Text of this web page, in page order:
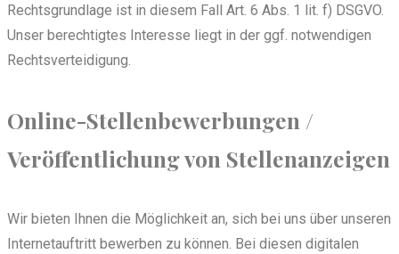
Rechtsgrundlage ist in diesem Fall Art. 6 Abs. 1 lit. f) DSGVO.
Unser berechtigtes Interesse liegt in der ggf. notwendigen
Rechtsverteidigung.
Online-Stellenbewerbungen /
Veröffentlichung von Stellenanzeigen
Wir bieten Ihnen die Möglichkeit an, sich bei uns über unseren
Internetauftritt bewerben zu können. Bei diesen digitalen